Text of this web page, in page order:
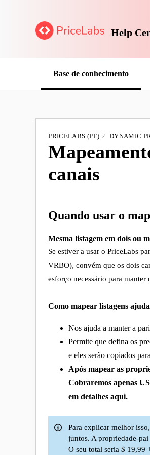
Help
Base de conhecimento
PRICELABS (PT) DYNAMIC
canais
Quando usar o
Mesma listagem em dois ou
Se estiver a usar o PriceLabs
VRBO), convém que os dois
esforço necessário para manter
Como mapear listagens
Nos ajuda a manter a
Permite que defina os
e eles serão copiados
Após mapear as
Cobraremos apenas
em detalhes aqui.
Para explicar melhor
juntos. A propriedade-
O seu total seria $ 19,99